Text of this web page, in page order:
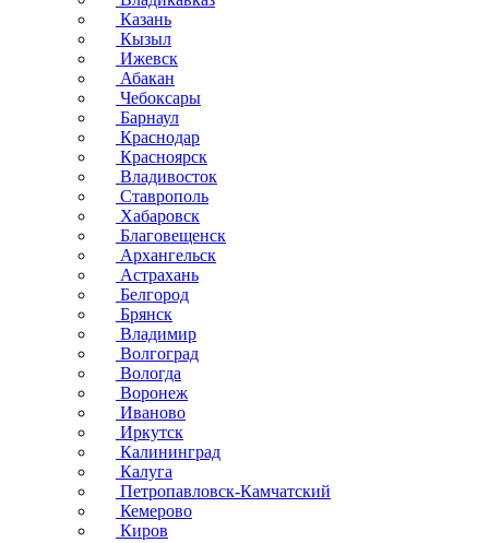
Казань
Кызыл
Ижевск
Абакан
Чебоксары
Барнаул
Краснодар
Красноярск
Владивосток
Ставрополь
Хабаровск
Благовещенск
Архангельск
Астрахань
Белгород
Брянск
Владимир
Волгоград
Вологда
Воронеж
Иваново
Иркутск
Калининград
Калуга
Петропавловск-Камчатский
Кемерово
Киров